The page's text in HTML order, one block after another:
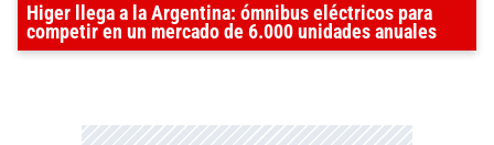
Higer llega a la Argentina: ómnibus eléctricos para
competir en un mercado de 6.000 unidades anuales